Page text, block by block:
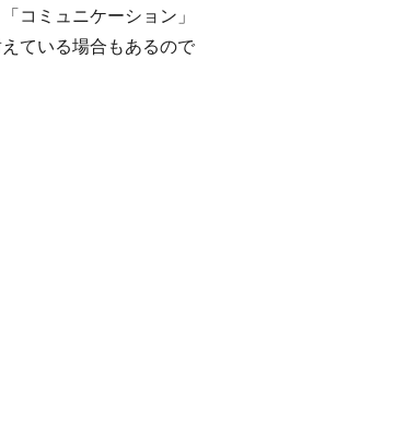
コミュニケーション」
ている場合もあるので